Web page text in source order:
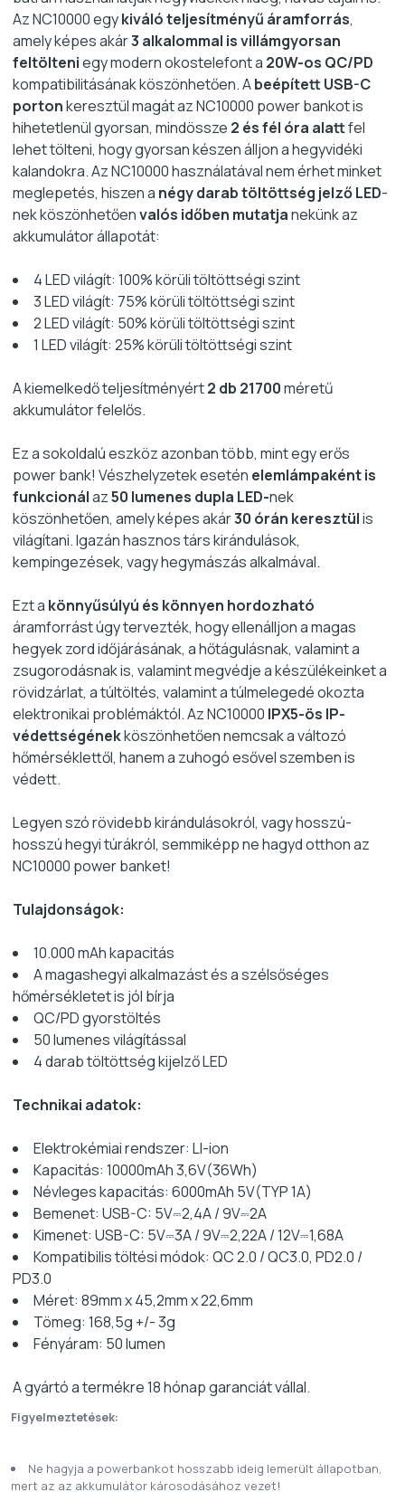
Az NC10000 egykiváló teljesítményű áramforrás,
amely képes akár3 alkalommal is villámgyorsan
feltölteniegy modern okostelefont a 20W-os QC/PD
kompatibilitásának köszönhetően. Abeépített USB-C
portonkeresztül magát az NC10000 power bankot is
hihetetlenül gyorsan, mindössze 2 és fél óra alattfel
lehet tölteni, hogy gyorsan készen álljon a hegyvidéki
kalandokra. Az NC10000 használatával nem érhet minket
meglepetés, hiszen a négy darab töltöttség jelző LED-
nek köszönhetőenvalós időben mutatjanekünk az
akkumulátor állapotát:
4 LED világít: 100% körüli töltöttségi szint
3 LED világít: 75% körüli töltöttségi szint
2 LED világít: 50% körüli töltöttségi szint
1 LED világít: 25% körüli töltöttségi szint
A kiemelkedő teljesítményért2 db 21700méretű
akkumulátor felelős.
Ez a sokoldalú eszköz azonban több, mint egy erős
power bank! Vészhelyzetek esetén elemlámpaként is
funkcionálaz50 lumenes dupla LED-nek
köszönhetően, amely képes akár30 órán keresztülis
világítani. Igazán hasznos társ kirándulások,
kempingezések, vagy hegymászás alkalmával.
Ezt a könnyűsúlyú és könnyen hordozható
áramforrást úgy tervezték, hogy ellenálljon a magas
hegyek zord időjárásának, a hőtágulásnak, valamint a
zsugorodásnak is, valamint megvédje a készülékeinket a
rövidzárlat, a túltöltés, valamint a túlmelegedé okozta
elektronikai problémáktól. Az NC10000 IPX5-ös IP-
védettségénekköszönhetően nemcsak a változó
hőmérséklettől, hanem a zuhogó esővel szemben is
védett.
Legyen szó rövidebb kirándulásokról, vagy hosszú-
hosszú hegyi túrákról, semmiképp ne hagyd otthon az
NC10000 power banket!
Tulajdonságok:
10.000 mAh kapacitás
A magashegyi alkalmazást és a szélsőséges
hőmérsékletet is jól bírja
QC/PD gyorstöltés
50 lumenes világítással
4 darab töltöttség kijelző LED
Technikai adatok:
Elektrokémiai rendszer: LI-ion
Kapacitás: 10000mAh 3,6V(36Wh)
Névleges kapacitás: 6000mAh 5V(TYP 1A)
Bemenet: USB-C: 5V⎓2,4A / 9V⎓2A
Kimenet: USB-C: 5V⎓3A / 9V⎓2,22A / 12V⎓1,68A
Kompatibilis töltési módok: QC 2.0 / QC3.0, PD2.0 /
PD3.0
Méret: 89mm x 45,2mm x 22,6mm
Tömeg: 168,5g +/- 3g
Fényáram: 50 lumen
A gyártó a termékre 18 hónap garanciát vállal.
Figyelmeztetések:
Ne hagyja a powerbankot hosszabb ideig lemerült állapotban,
mert az az akkumulátor károsodásához vezet!